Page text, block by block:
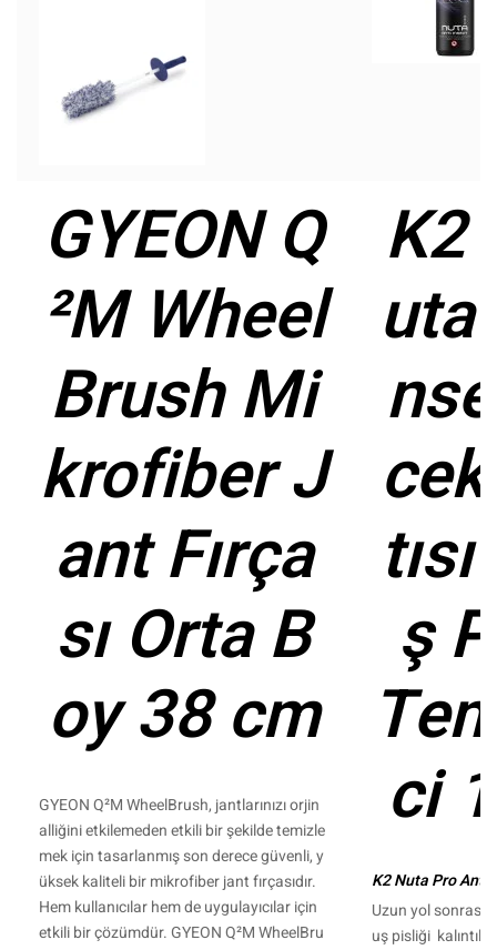
GYEON Q
²M Wheel
Brush Mi
krofiber J
ant Fırça
sı Orta B
oy 38 cm
GYEON Q²M WheelBrush, jantlarınızı orjin
alliğini etkilemeden etkili bir şekilde temizle
mek için tasarlanmış son derece güvenli, y
üksek kaliteli bir mikrofiber jant fırçasıdır.
Hem kullanıcılar hem de uygulayıcılar için
etkili bir çözümdür. GYEON Q²M WheelBru
K2
ş
ci
K2 Nuta Pro
Uzun yol sonrası
uş pisliği